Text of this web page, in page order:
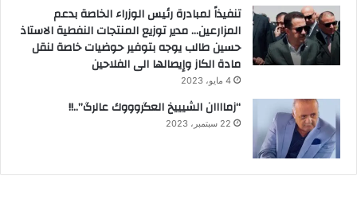
تنفيذاً لمبادرة رئيس الوزراء الخاصة بدعم
المزارعين… مدير توزيع المنتجات النفطية الاستاذ
حسين طالب يوجه بتوفير حوضيات خاصة لنقل
مادة الكاز وإيصالها الى الفلاحين
4 مايو، 2023
“زماااان الشيييخ العگروووك عالرگ”..!!
22 سبتمبر، 2023